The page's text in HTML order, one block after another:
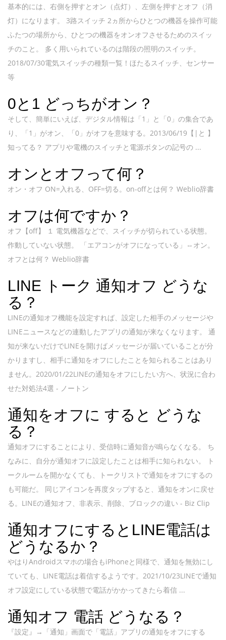
基本的には、右側を押すとオン（点灯）、左側を押すとオフ（消
灯）になります。 3路スイッチ 2ヵ所からひとつの機器を操作可能
ふたつの場所から、ひとつの機器をオンオフさせるためのスイッ
チのこと。 多く用いられているのは階段の照明のスイッチ。
2018/07/30電気スイッチの種類一覧！ほたるスイッチ、センサー
等
0と1 どっちがオン？
そして、簡単にいえば、デジタル情報は「1」と「0」の集合であ
り、「1」がオン、「0」がオフを意味する。2013/06/19【|と 】
知ってる？ アプリや電機のスイッチと電源ボタンの記号の ...
オンとオフって何？
オン・オフ ON=入れる、OFF=切る。on-offとは何？ Weblio辞書
オフは何ですか？
オフ【off】 １ 電気機器などで、スイッチが切られている状態。
作動していない状態。 「エアコンがオフになっている」⇔オン。
オフとは何？ Weblio辞書
LINE トーク 通知オフ どうな
る？
LINEの通知オフ機能を設定すれば、設定した相手のメッセージや
LINEニュースなどの連動したアプリの通知が来なくなります。 通
知が来ないだけでLINEを開けばメッセージが届いていることが分
かりますし、相手に通知をオフにしたことを知られることはあり
ません。2020/01/22LINEの通知をオフにしたい方へ、状況に合わ
せた対処法4選 - ノートン
通知をオフに すると どうな
る？
通知オフにすることにより、受信時に通知音が鳴らなくなる。 ち
なみに、自分が通知オフに設定したことは相手に知られない。 ト
ークルームを開かなくても、トークリストで通知をオフにするの
も可能だ。 同じアイコンを再度タップすると、通知をオンに戻せ
る。LINEの通知オフ、非表示、削除、ブロックの違い - Biz Clip
通知オフにするとLINE電話は
どうなるか？
やはりAndroidスマホの場合もiPhoneと同様で、通知を無効にし
ていても、LINE電話は着信するようです。2021/10/23LINEで通知
オフ設定にしている状態で電話がかかってきたら着信 ...
通知オフ 電話 どうなる？
『設定』→「通知」画面で「電話」アプリの通知をオフにする